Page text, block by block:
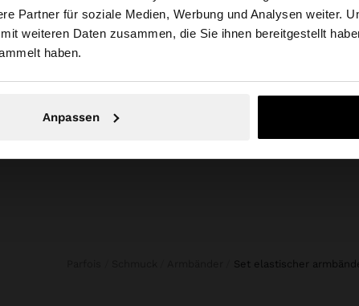
Partner für soziale Medien, Werbung und Analysen weiter.
weiteren Daten zusammen, die Sie ihnen bereitgestellt
haben.
Anpassen
von Deutschland auf die Website zu. Möchten Sie
Nein, bleiben Sie bei Deutschland Ja,
+ +
set elastischer